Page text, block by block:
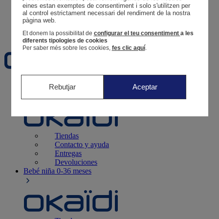
Tus pedidos
Cesta
Favoritos
Recién nacido0-12 meses
Tiendas
Contacto y ayuda
Entregas
Devoluciones
Bebé niña 0-36 meses
eines estan exemptes de consentiment i solo s'utilitzen per
al control estrictament necessari del rendiment de la nostra
pàgina web.
Et donem la possibilitat de configurar el teu consentiment a les
diferents tipologies de cookies
Per saber més sobre les cookies, fes clic aquí.
Rebutjar Aceptar